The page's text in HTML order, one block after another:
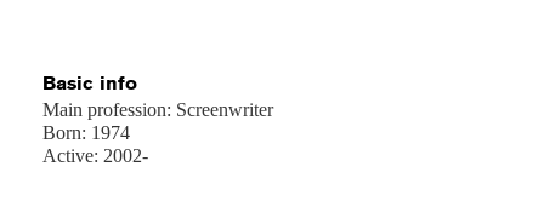
Basic info
Main profession: Screenwriter
Born: 1974
Active: 2002-